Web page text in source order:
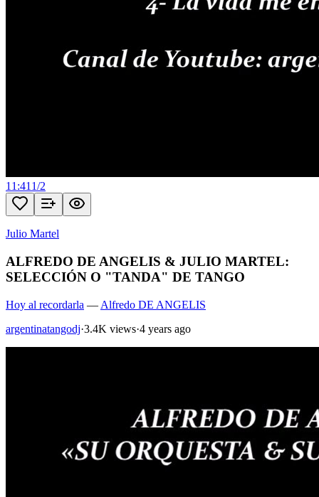
11:41 1/2
Julio Martel
ALFREDO DE ANGELIS & JULIO MARTEL:
SELECCIÓN O "TANDA" DE TANGO
Hoy al recordarla — Alfredo DE ANGELIS
argentinatangodj·3.4K views·4 years ago